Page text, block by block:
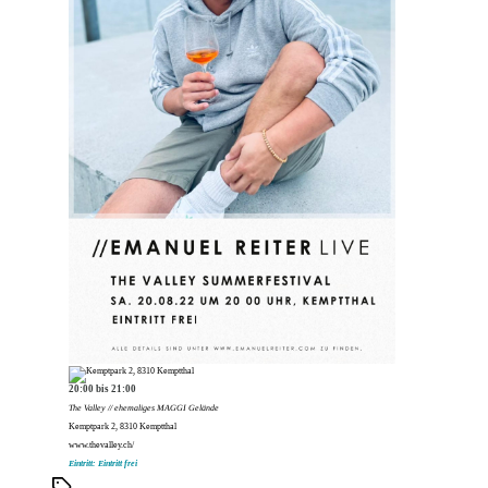
20:00 bis 21:00
The Valley // ehemaliges MAGGI Gelände
Kemptpark 2, 8310 Kemptthal
www.thevalley.ch/
Eintritt: Eintritt frei
Schlagwörter